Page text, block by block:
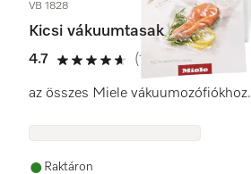
VB 1828
Kicsi vákuumtasak
4.7
4.7 / 5
(11 vélemények)
az összes Miele vákuumozófiókhoz.
Raktáron